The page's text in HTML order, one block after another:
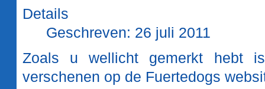
Details
Geschreven: 26 juli 2011
Zoals u wellicht gemerkt hebt
verschenen op de Fuertedogs